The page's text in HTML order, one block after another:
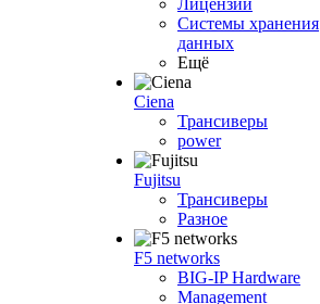
Лицензии
Системы хранения
данных
Ещё
Ciena
Трансиверы
power
Fujitsu
Трансиверы
Разное
F5 networks
BIG-IP Hardware
Management